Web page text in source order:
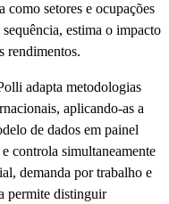
setores e ocupações
estima o impacto
rendimentos.
adapta metodologias
aplicando-as a
de dados em painel
controla simultaneamente
demanda por trabalho e
permite distinguir